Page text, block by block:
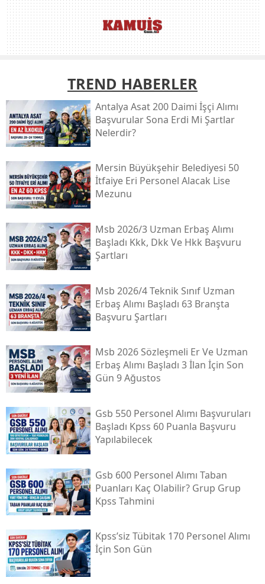
TREND HABERLER
Antalya Asat 200 Daimi İşçi Alımı
Başvurular Sona Erdi Mi Şartlar
Nelerdir?
Mersin Büyükşehir Belediyesi 50
İtfaiye Eri Personel Alacak Lise
Mezunu
Msb 2026/3 Uzman Erbaş Alımı
Başladı Kkk, Dkk Ve Hkk Başvuru
Şartları
Msb 2026/4 Teknik Sınıf Uzman
Erbaş Alımı Başladı 63 Branşta
Başvuru Şartları
Msb 2026 Sözleşmeli Er Ve Uzman
Erbaş Alımı Başladı 3 İlan İçin Son
Gün 9 Ağustos
Gsb 550 Personel Alımı Başvuruları
Başladı Kpss 60 Puanla Başvuru
Yapılabilecek
Gsb 600 Personel Alımı Taban
Puanları Kaç Olabilir? Grup Grup
Kpss Tahmini
Kpss’siz Tübi̇tak 170 Personel Alımı
İçin Son Gün